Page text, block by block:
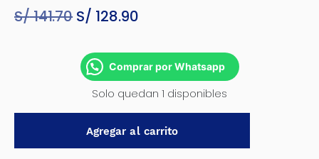
S/141.70 El
original
era:
S/ 141.70.
S/ 128.90
actual
es:
S/ 128.90.
Comprar por Whatsapp
Solo quedan 1 disponibles
Agregar al carrito